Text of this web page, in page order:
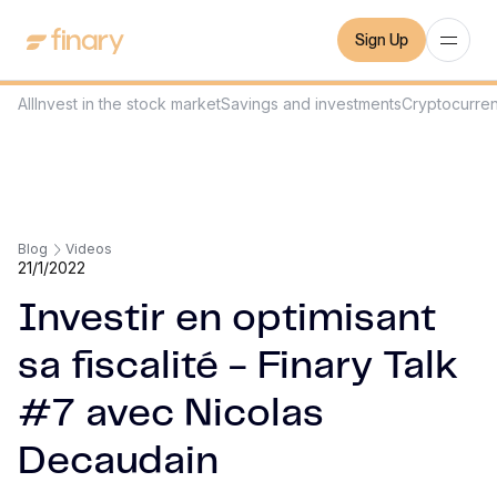
Sign Up
AllInvest in the stock marketSavings and investments
Blog Videos
21/1/2022
Investir en optimisant
sa fiscalité - Finary Talk
#7 avec Nicolas
Decaudain